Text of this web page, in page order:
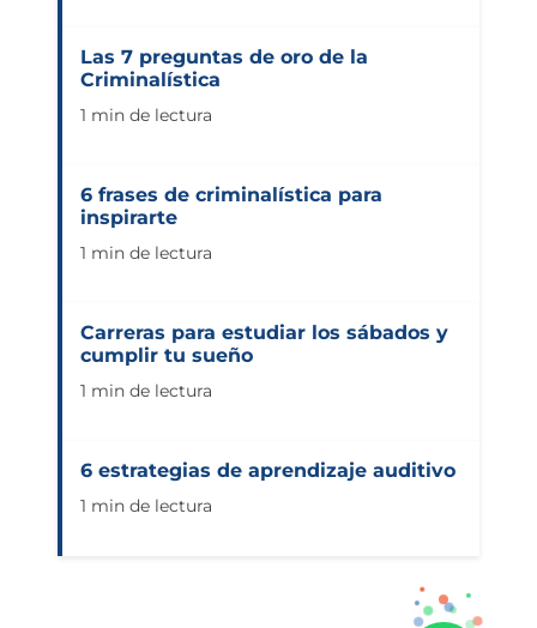
Las 7 preguntas de oro de la
Criminalística
1 min de lectura
6 frases de criminalística para
inspirarte
1 min de lectura
Carreras para estudiar los sábados y
cumplir tu sueño
1 min de lectura
6 estrategias de aprendizaje auditivo
1 min de lectura